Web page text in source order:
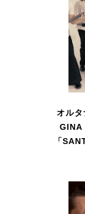
オル
GINA
「